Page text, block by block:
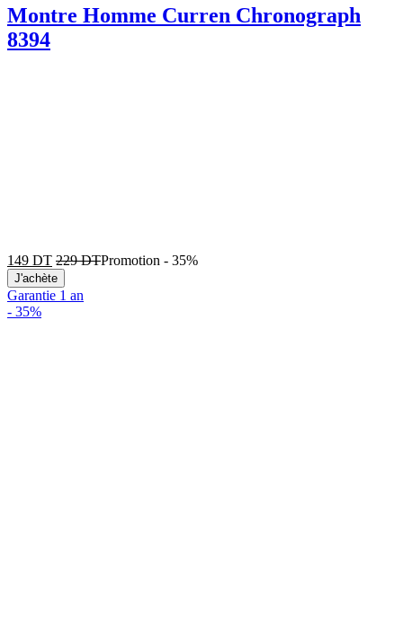
Montre Homme Curren Chronograph
8394
149 DT 229DTPromotion - 35%
J'achète
Garantie 1 an
- 35%